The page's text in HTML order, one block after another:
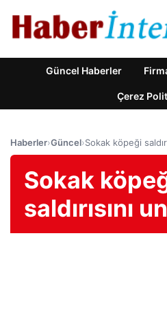
Güncel Haberler
Çerez
Haberler›Güncel›Sokak köpeği
Sokak
saldırısını